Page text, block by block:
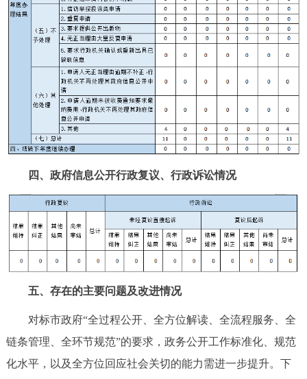
四、政府信息公开行政复议、行政诉讼情况
五、存在的主要问题及改进情况
对标市政府“全过程公开、全方位解读、全流程服务、全
链条管理、全环节规范”的要求，政务公开工作标准化、规范
化水平，以及全方位回应社会关切的能力需进一步提升。下